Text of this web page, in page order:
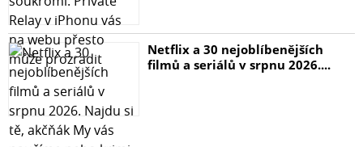
Netflix a 30 nejoblíbenějších
filmů a seriálů v srpnu 2026....